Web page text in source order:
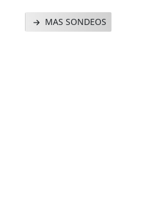
MAS SONDEOS